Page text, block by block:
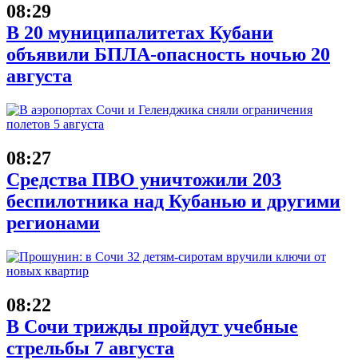
08:29
В 20 муниципалитетах Кубани
объявили БПЛА-опасность ночью 20
августа
08:27
Средства ПВО уничтожили 203
беспилотника над Кубанью и другими
регионами
08:22
В Сочи трижды пройдут учебные
стрельбы 7 августа